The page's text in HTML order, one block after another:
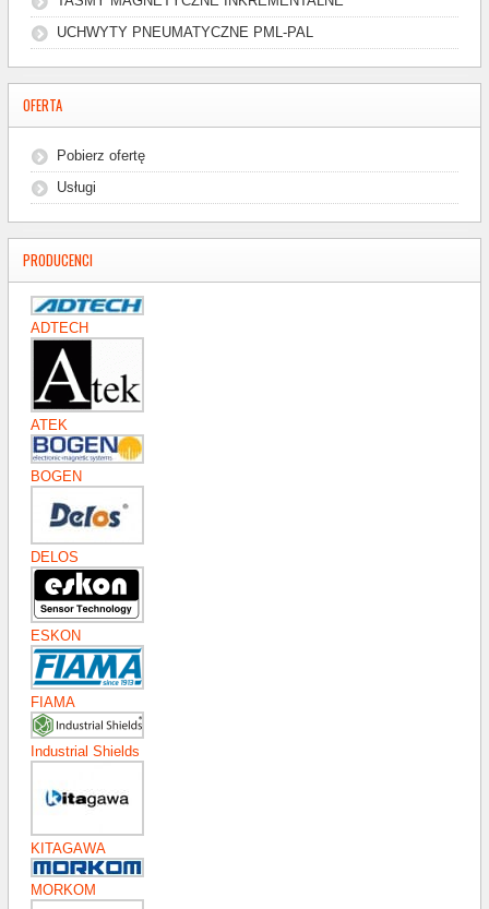
UCHWYTY PNEUMATYCZNE PML-PAL
OFERTA
Pobierz ofertę
Usługi
PRODUCENCI
ADTECH
ATEK
BOGEN
DELOS
ESKON
FIAMA
Industrial Shields
KITAGAWA
MORKOM